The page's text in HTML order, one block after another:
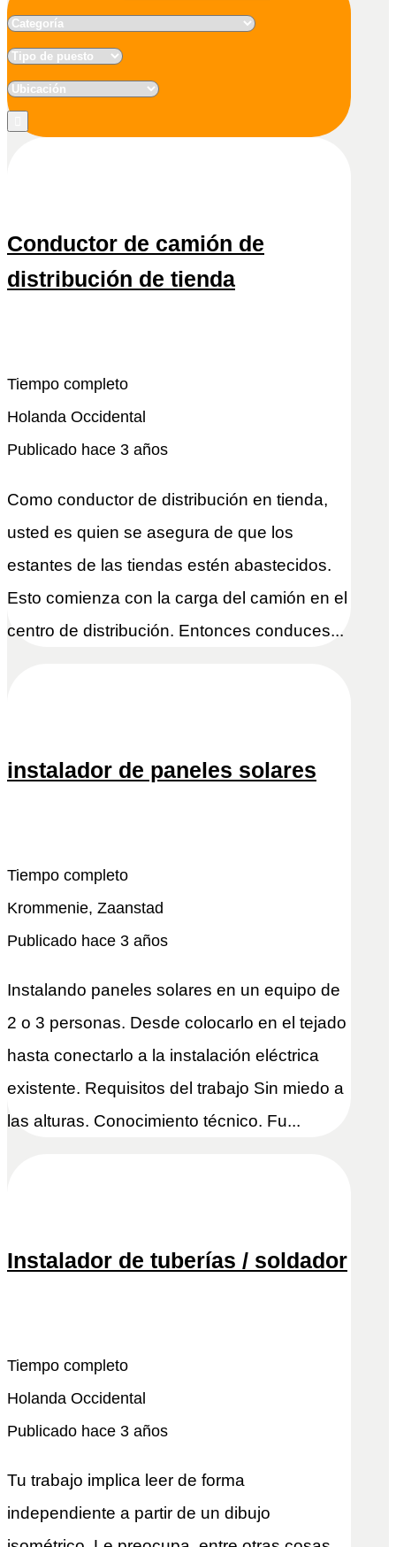
Conductor de camión de
distribución de tienda
Tiempo completo
Holanda Occidental
Publicado hace 3 años
Como conductor de distribución en tienda,
usted es quien se asegura de que los
estantes de las tiendas estén abastecidos.
Esto comienza con la carga del camión en el
centro de distribución. Entonces conduces...
instalador de paneles solares
Tiempo completo
Krommenie, Zaanstad
Publicado hace 3 años
Instalando paneles solares en un equipo de
2 o 3 personas. Desde colocarlo en el tejado
hasta conectarlo a la instalación eléctrica
existente. Requisitos del trabajo Sin miedo a
las alturas. Conocimiento técnico. Fu...
Instalador de tuberías / soldador
Tiempo completo
Holanda Occidental
Publicado hace 3 años
Tu trabajo implica leer de forma
independiente a partir de un dibujo